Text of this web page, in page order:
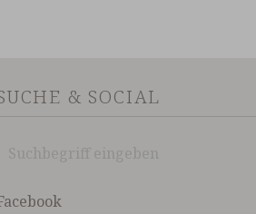
& SOCIAL
Suchbegriff